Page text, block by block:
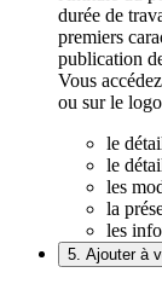
durée de
premiers
publication
Vous
ou sur le
le
le
les
la
les
5. Ajouter à